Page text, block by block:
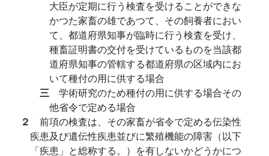
大臣が定期に行う検査を受けることができな
かつた家畜の雄であつて、その飼養者におい
て、都道府県知事が臨時に行う検査を受け、
種畜証明書の交付を受けているものを当該都
道府県知事の管轄する都道府県の区域内にお
いて種付の用に供する場合
三 学術研究のため種付の用に供する場合その
他省令で定める場合
２ 前項の検査は、その家畜が省令で定める伝染性
疾患及び遺伝性疾患並びに繁殖機能の障害（以下
「疾患」と総称する。）を有しないかどうかにつ